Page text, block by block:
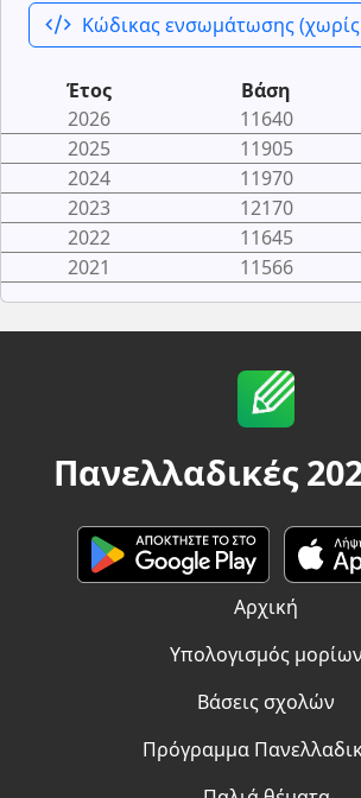
code_xml Κώδικας ενσωμάτωσης
Έτος Βάση
2026
11640
2025
11905
2024
11970
2023
12170
2022
11645
2021
11566
Πανελλαδικές
Αρχική
Υπολογισμός μορίων
Βάσεις σχολών
Πρόγραμμα